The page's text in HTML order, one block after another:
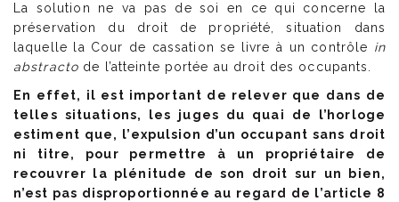
La solution ne va pas de soi en ce qui concerne la
préservation du droit de propriété, situation dans
laquelle la Cour de cassation se livre à un contrôle in
abstracto de l’atteinte portée au droit des occupants.
En effet, il est important de relever que dans de
telles situations, les juges du quai de l’horloge
estiment que, l’expulsion d’un occupant sans droit
ni titre, pour permettre à un propriétaire de
recouvrer la plénitude de son droit sur un bien,
n’est pas disproportionnée au regard de l’article 8